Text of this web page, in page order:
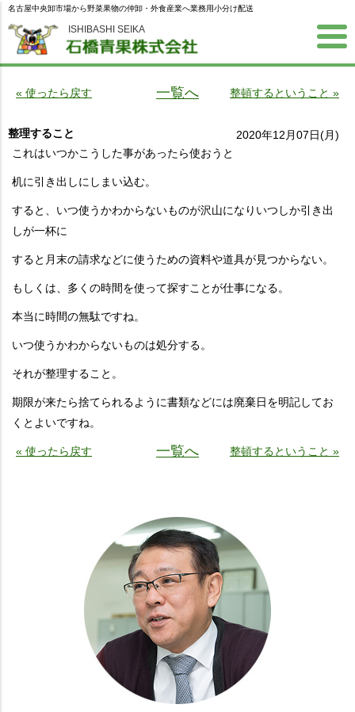
ISHIBASHI SEIKA
名古屋中央卸市場から野菜果物の仲卸・外食産業へ業務用小分け配送
« 使ったら戻す 一覧へ 整頓するということ »
整理すること
2020年12月07日(月)
これはいつかこうした事があったら使おうと
机に引き出しにしまい込む。
すると、いつ使うかわからないものが沢山になりいつしか引き出
しが一杯に
すると月末の請求などに使うための資料や道具が見つからない。
もしくは、多くの時間を使って探すことが仕事になる。
本当に時間の無駄ですね。
いつ使うかわからないものは処分する。
それが整理すること。
期限が来たら捨てられるように書類などには廃棄日を明記してお
くとよいですね。
« 使ったら戻す 一覧へ 整頓するということ »